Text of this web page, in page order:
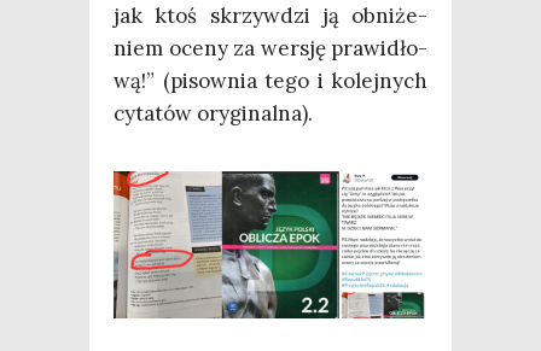
jak ktoś skrzyw­dzi ją obni­że­
niem oce­ny za wer­sję pra­wi­dło­
wą!” (pisow­nia tego i kolej­nych
cyta­tów oryginalna).